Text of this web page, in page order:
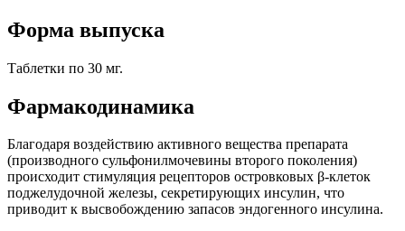
Форма выпуска
Таблетки по 30 мг.
Фармакодинамика
Благодаря воздействию активного вещества препарата
(производного сульфонилмочевины второго поколения)
происходит стимуляция рецепторов островковых β-клеток
поджелудочной железы, секретирующих инсулин, что
приводит к высвобождению запасов эндогенного инсулина.